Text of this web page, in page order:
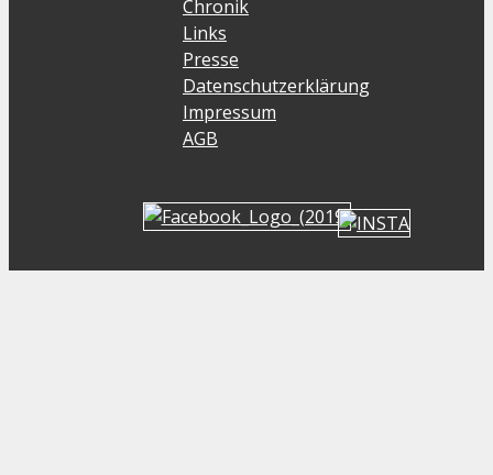
Chronik
Links
Presse
Datenschutzerklärung
Impressum
AGB